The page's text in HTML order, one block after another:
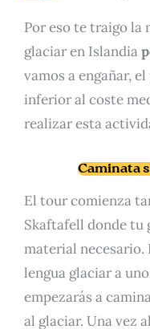
Por eso te traigo la
glaciar en Islandia
vamos a engañar,
inferior al coste
realizar esta
Caminata
El tour comienza
Skaftafell donde tu
material necesario.
lengua glaciar a
empezarás a
al glaciar. Una vez